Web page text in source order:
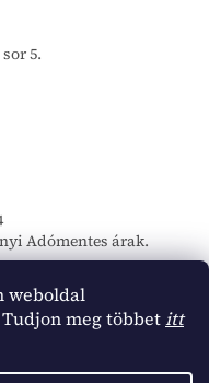
weboldal
meg többetitt
5.
Adómentes árak.